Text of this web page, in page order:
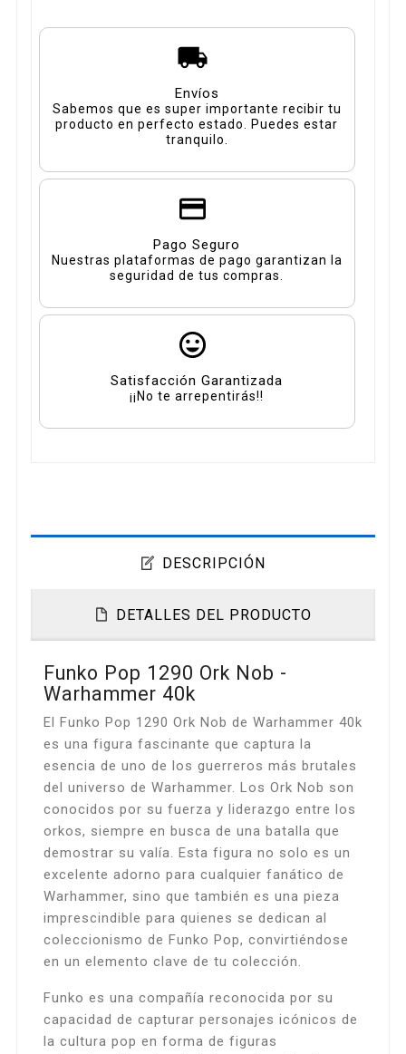
Envíos
Sabemos que es super importante recibir tu
producto en perfecto estado. Puedes estar
tranquilo.
Pago Seguro
Nuestras plataformas de pago garantizan la
seguridad de tus compras.
Satisfacción Garantizada
¡¡No te arrepentirás!!
DESCRIPCIÓN
DETALLES DEL PRODUCTO
Funko Pop 1290 Ork Nob -
Warhammer 40k
El Funko Pop 1290 Ork Nob de Warhammer 40k
es una figura fascinante que captura la
esencia de uno de los guerreros más brutales
del universo de Warhammer. Los Ork Nob son
conocidos por su fuerza y liderazgo entre los
orkos, siempre en busca de una batalla que
demostrar su valía. Esta figura no solo es un
excelente adorno para cualquier fanático de
Warhammer, sino que también es una pieza
imprescindible para quienes se dedican al
coleccionismo de Funko Pop, convirtiéndose
en un elemento clave de tu colección.
Funko es una compañía reconocida por su
capacidad de capturar personajes icónicos de
la cultura pop en forma de figuras